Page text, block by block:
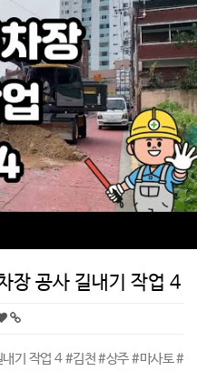
장 공사 길내기 작업 4
기 작업 4 #김천 #상주 #마사토 #